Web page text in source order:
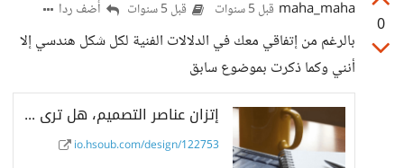
0
maha_maha قبل 5 سنوات قبل 5 سنوات أضف ردا
بالرغم من إتفاقي معك في الدلالات الفنية لكل شكل هندسي إلا
أنني وكما ذكرت بموضوع سابق
إتزان عناصر التصميم، هل ترى أهمية كبيرة لها أثناء وضع تصميمك؟ - حسوب I/O
io.hsoub.com/design/122753